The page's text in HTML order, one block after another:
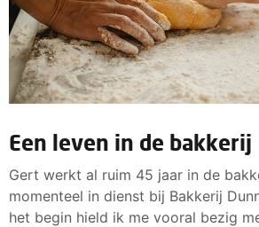
Een leven in de bakkerij
Gert werkt al ruim 45 jaar in de
momenteel in dienst bij Bakkerij
het begin hield ik me vooral bezig